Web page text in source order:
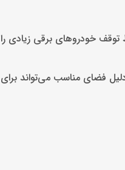
شرایط توقف خودروهای برقی زیادی را
فضای مناسب می‌تواند برای